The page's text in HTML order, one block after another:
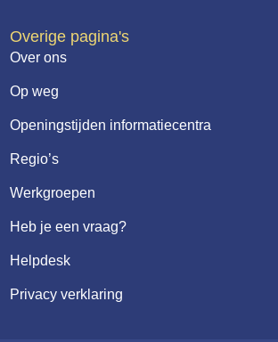
Overige pagina's
Over ons
Op weg
Openingstijden informatiecentra
Regio’s
Werkgroepen
Heb je een vraag?
Helpdesk
Privacy verklaring